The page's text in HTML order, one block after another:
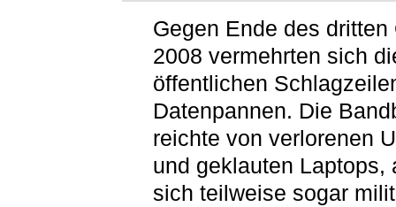
Gegen Ende des dritten
2008 vermehrten sich
öffentlichen
Datenpannen. Die
reichte von verlorenen
und geklauten Laptops,
sich teilweise sogar